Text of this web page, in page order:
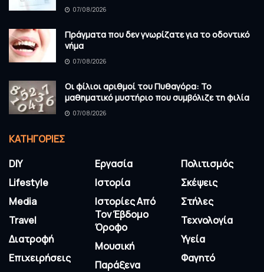
07/08/2026
Πράγματα που δεν γνωρίζατε για το οδοντικό
νήμα
07/08/2026
Οι φίλιοι αριθμοί του Πυθαγόρα: Το
μαθηματικό μυστήριο που συμβόλιζε τη φιλία
07/08/2026
KΑΤΗΓΟΡΊΕΣ
DIY
Lifestyle
Media
Travel
Διατροφή
Επιχειρήσεις
Εργασία
Ιστορία
Ιστορίες Από
Τον Έβδομο
Όροφο
Μουσική
Παράξενα
Πολιτισμός
Σκέψεις
Στήλες
Τεχνολογία
Υγεία
Φαγητό